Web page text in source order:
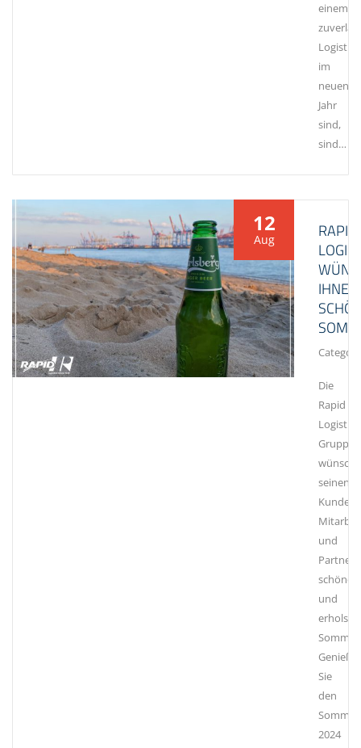
einem
im
neuen
Jahr
sind,
sind…
12
Aug
RAPID
IHNEN
Die
Rapid
Logistics
Gruppe
wünscht
seinen
Kunden,
und
Partnern
schöne
und
Sie
den
Sommer
2024